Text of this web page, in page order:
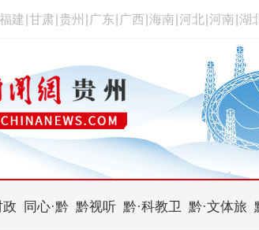
福建 甘肃 贵州 广东 广西 海南 河北 河南 湖
政 同心·黔 黔视听 黔·科教卫 黔·文体旅